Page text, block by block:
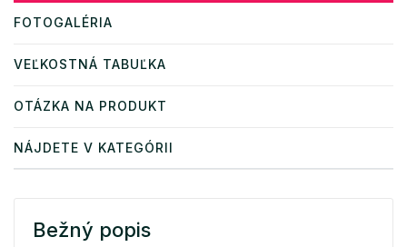
FOTOGALÉRIA
VEĽKOSTNÁ TABUĽKA
OTÁZKA NA PRODUKT
NÁJDETE V KATEGÓRII
Bežný popis